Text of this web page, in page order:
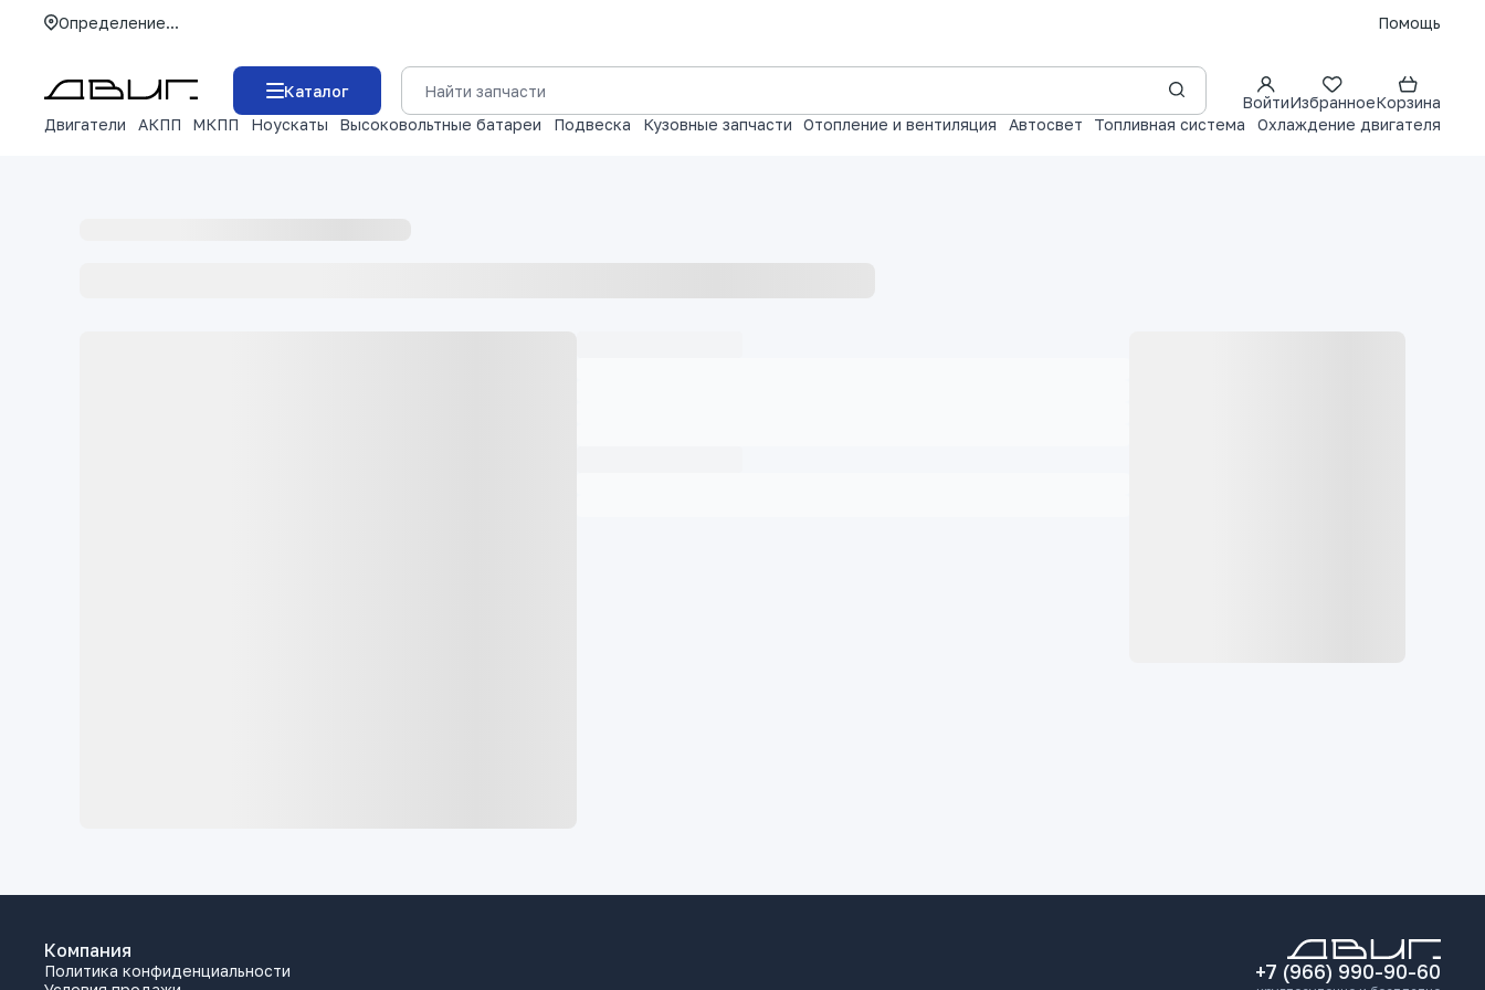
Определение... Помощь
Каталог
ВойтиИзбранноеКорзина
Двигатели
АКПП МКПП Ноускаты Высоковольтные батареи Подвеска Кузовные запчасти Отопление и вентиляция Автосвет Топливная система Охлаждение двигателя
Компания
Политика конфиденциальности
+7 (966) 990-90-60